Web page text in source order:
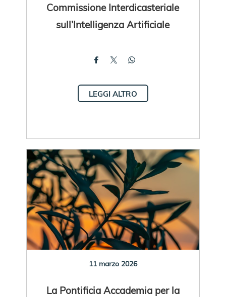
Commissione Interdicasteriale
sull’Intelligenza Artificiale
LEGGI ALTRO
11 marzo 2026
La Pontificia Accademia per la